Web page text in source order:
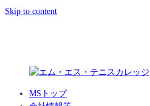
Skip to content
MSトップ